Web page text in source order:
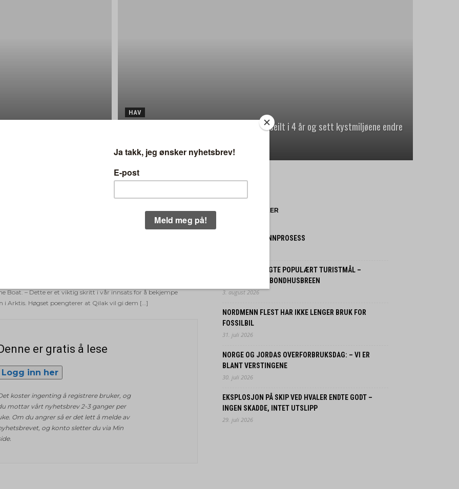
HAV
Fra Karibia til Hvaler: Camille Parrain har seilt i 4 år og sett kystmiljøene endre
skal bli en game changer for In
Boat. – Dette er et viktig skritt i vår innsats for å bekjempe
i Arktis. Høgset poengterer at Qilak vil gi dem […]
er gratis å lese
Logg inn her
koster ingenting å registrere bruker, og
mottar vårt nyhetsbrev 2-3 ganger per
Om du angrer så er det lett å melde av
og konto sletter du via Min
NYESTE SAKER
– FRYKTER SKINNPROSESS
POLITIET STENGTE POPULÆRT TURISTMÅL –
FLOMFARE FRA BONDHUSBREEN
3. august 2026
NORDMENN FLEST HAR IKKE LENGER BRUK FOR
FOSSILBIL
31. juli 2026
NORGE OG JORDAS OVERFORBRUKSDAG: – VI ER
BLANT VERSTINGENE
30. juli 2026
EKSPLOSJON PÅ SKIP VED HVALER ENDTE GODT –
INGEN SKADDE, INTET UTSLIPP
29. juli 2026